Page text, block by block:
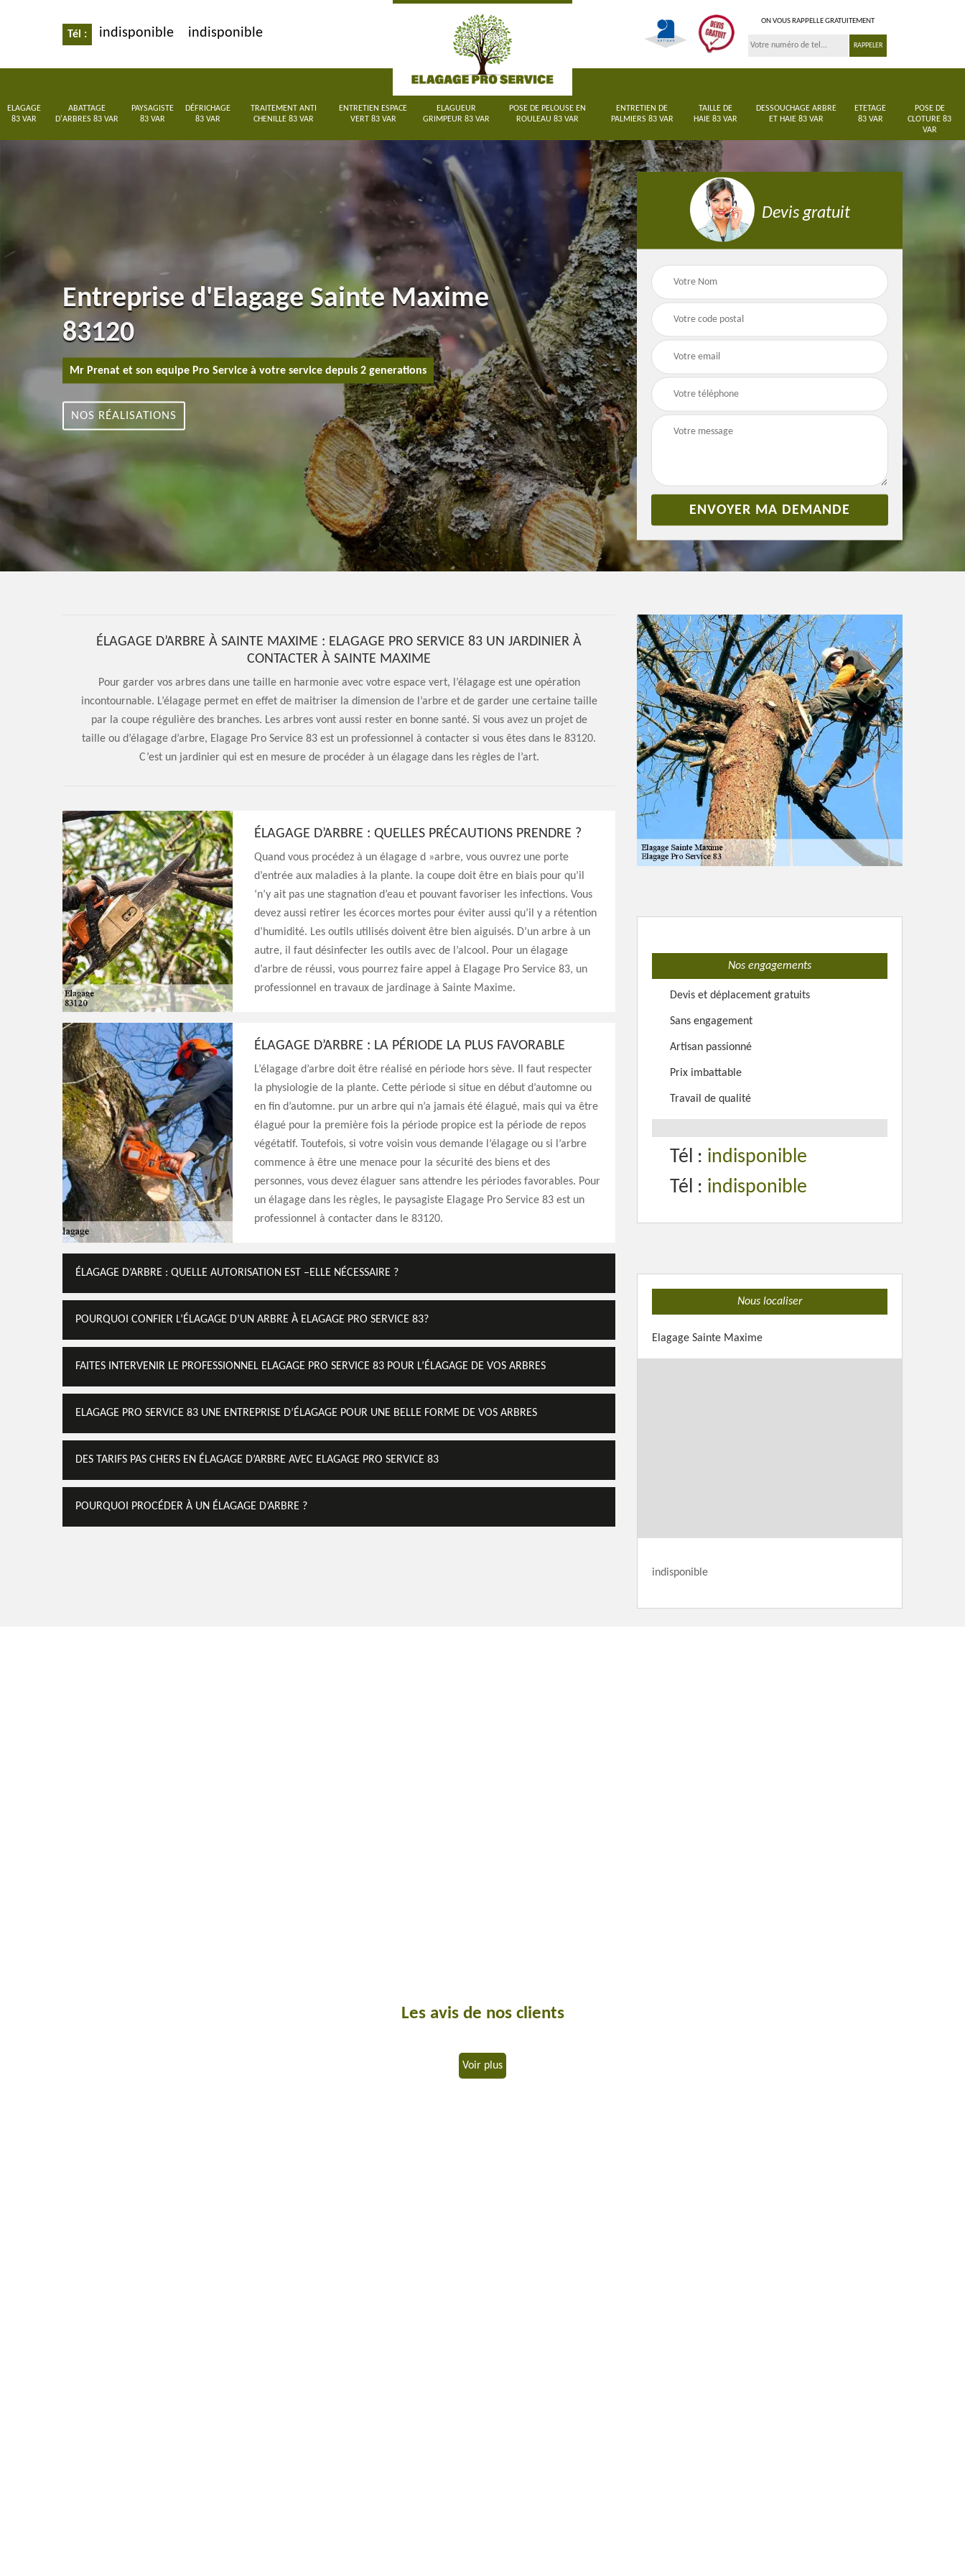
Tél : indisponible indisponible
ON VOUS RAPPELLE GRATUITEMENT
ELAGAGE
83 VAR
ABATTAGE
D'ARBRES 83 VAR
PAYSAGISTE
83 VAR
DÉFRICHAGE
83 VAR
TRAITEMENT ANTI
CHENILLE 83 VAR
ENTRETIEN ESPACE
VERT 83 VAR
ELAGUEUR
GRIMPEUR 83 VAR
POSE DE PELOUSE EN
ROULEAU 83 VAR
ENTRETIEN DE
PALMIERS 83 VAR
TAILLE DE
HAIE 83 VAR
DESSOUCHAGE ARBRE
ET HAIE 83 VAR
ETETAGE
83 VAR
POSE DE
CLOTURE 83
VAR
Entreprise d'Elagage Sainte Maxime
83120
Mr Prenat et son equipe Pro Service à votre service depuis 2 generations
NOS RÉALISATIONS
Devis gratuit
ÉLAGAGE D’ARBRE À SAINTE MAXIME : ELAGAGE PRO SERVICE 83 UN JARDINIER À
CONTACTER À SAINTE MAXIME
Pour garder vos arbres dans une taille en harmonie avec votre espace vert, l’élagage est une opération
incontournable. L’élagage permet en effet de maitriser la dimension de l’arbre et de garder une certaine taille
par la coupe régulière des branches. Les arbres vont aussi rester en bonne santé. Si vous avez un projet de
taille ou d’élagage d’arbre, Elagage Pro Service 83 est un professionnel à contacter si vous êtes dans le 83120.
C’est un jardinier qui est en mesure de procéder à un élagage dans les règles de l’art.
ÉLAGAGE D’ARBRE : QUELLES PRÉCAUTIONS PRENDRE ?
Quand vous procédez à un élagage d »arbre, vous ouvrez une porte
d’entrée aux maladies à la plante. la coupe doit être en biais pour qu’il
‘n’y ait pas une stagnation d’eau et pouvant favoriser les infections. Vous
devez aussi retirer les écorces mortes pour éviter aussi qu’il y a rétention
d’humidité. Les outils utilisés doivent être bien aiguisés. D’un arbre à un
autre, il faut désinfecter les outils avec de l’alcool. Pour un élagage
d’arbre de réussi, vous pourrez faire appel à Elagage Pro Service 83, un
professionnel en travaux de jardinage à Sainte Maxime.
ÉLAGAGE D’ARBRE : LA PÉRIODE LA PLUS FAVORABLE
L’élagage d’arbre doit être réalisé en période hors sève. Il faut respecter
la physiologie de la plante. Cette période si situe en début d’automne ou
en fin d’automne. pur un arbre qui n’a jamais été élagué, mais qui va être
élagué pour la première fois la période propice est la période de repos
végétatif. Toutefois, si votre voisin vous demande l’élagage ou si l’arbre
commence à être une menace pour la sécurité des biens et des
personnes, vous devez élaguer sans attendre les périodes favorables. Pour
un élagage dans les règles, le paysagiste Elagage Pro Service 83 est un
professionnel à contacter dans le 83120.
ÉLAGAGE D’ARBRE : QUELLE AUTORISATION EST –ELLE NÉCESSAIRE ?
POURQUOI CONFIER L’ÉLAGAGE D’UN ARBRE À ELAGAGE PRO SERVICE 83?
FAITES INTERVENIR LE PROFESSIONNEL ELAGAGE PRO SERVICE 83 POUR L’ÉLAGAGE DE VOS ARBRES
ELAGAGE PRO SERVICE 83 UNE ENTREPRISE D’ÉLAGAGE POUR UNE BELLE FORME DE VOS ARBRES
DES TARIFS PAS CHERS EN ÉLAGAGE D’ARBRE AVEC ELAGAGE PRO SERVICE 83
POURQUOI PROCÉDER À UN ÉLAGAGE D’ARBRE ?
Nos engagements
Devis et déplacement gratuits
Sans engagement
Artisan passionné
Prix imbattable
Travail de qualité
Tél : indisponible
Tél : indisponible
Nous localiser
Elagage Sainte Maxime
indisponible
Les avis de nos clients
Voir plus